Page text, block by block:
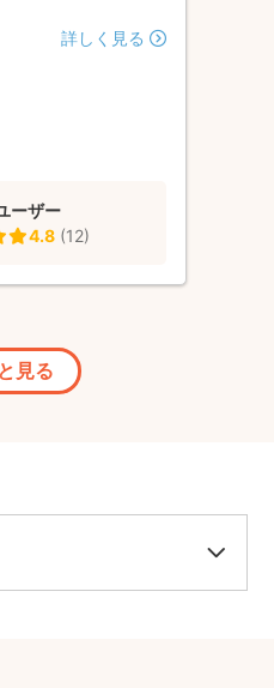
詳しく見る
ーザー
4.8 (12)
見る